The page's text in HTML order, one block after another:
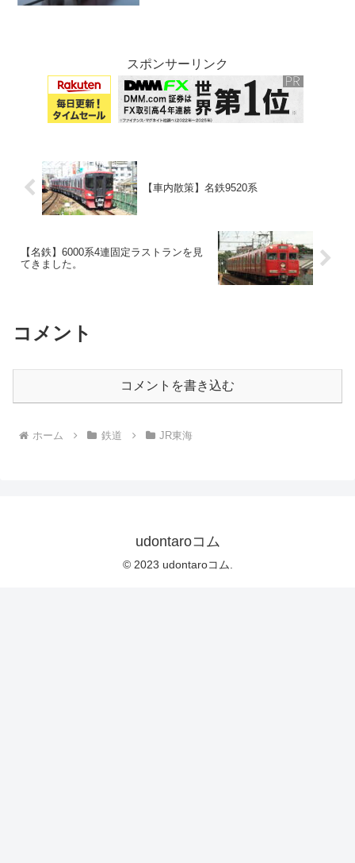
スポンサーリンク
【車内散策】名鉄9520系
【名鉄】6000系4連固定ラストランを見
てきました。
コメント
コメントを書き込む
ホーム 鉄道 JR東海
udontaroコム
© 2023 udontaroコム.